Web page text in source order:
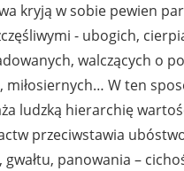
kryją w sobie pewien
- ubogich,
walczących o
miłosiernych… W ten
ludzką hierarchię
przeciwstawia
gwałtu, panowania –